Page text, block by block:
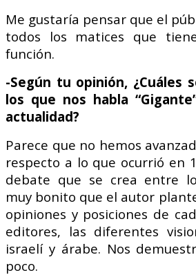
Me gustaría pensar que el
todos los matices que
función.
-Según tu opinión, ¿Cuáles
los que nos habla
actualidad?
Parece que no hemos
respecto a lo que ocurrió en
debate que se crea entre
muy bonito que el autor
opiniones y posiciones de
editores, las diferentes
israelí y árabe. Nos
poco.